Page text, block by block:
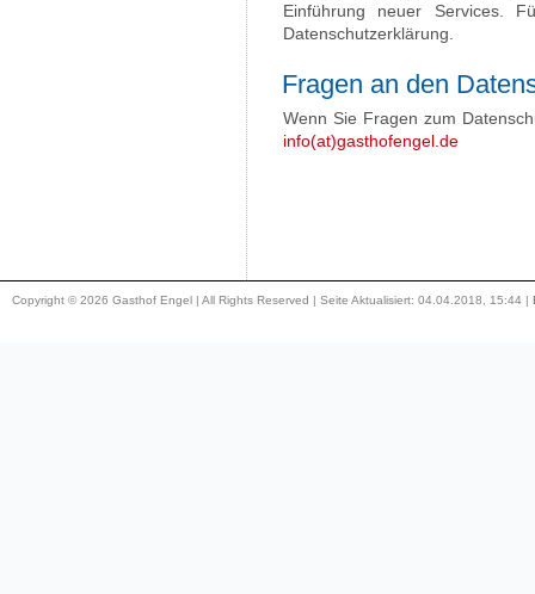
Einführung neuer Services.
Datenschutzerklärung.
Fragen an den
Wenn Sie Fragen zum
info(at)gasthofengel.de
Copyright © 2026 Gasthof Engel | All Rights Reserved | Seite Aktualisiert: 04.04.2018, 15:44 |